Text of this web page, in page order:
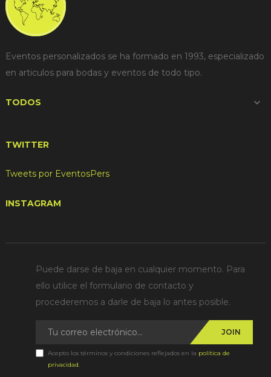
Eventos personalizados se ha formado en 1993, especializado
en articulos para bodas y eventos de todo tipo.
TODOS 
TWITTER
Tweets por EventosPers
INSTAGRAM
Puede darse de baja en cualquier momento. Para
ello utilice el formulario de contacto y
procederemos a darle de baja lo antes posible.
JOIN
Acepto los términos y condiciones reflejados en la política de
privacidad.